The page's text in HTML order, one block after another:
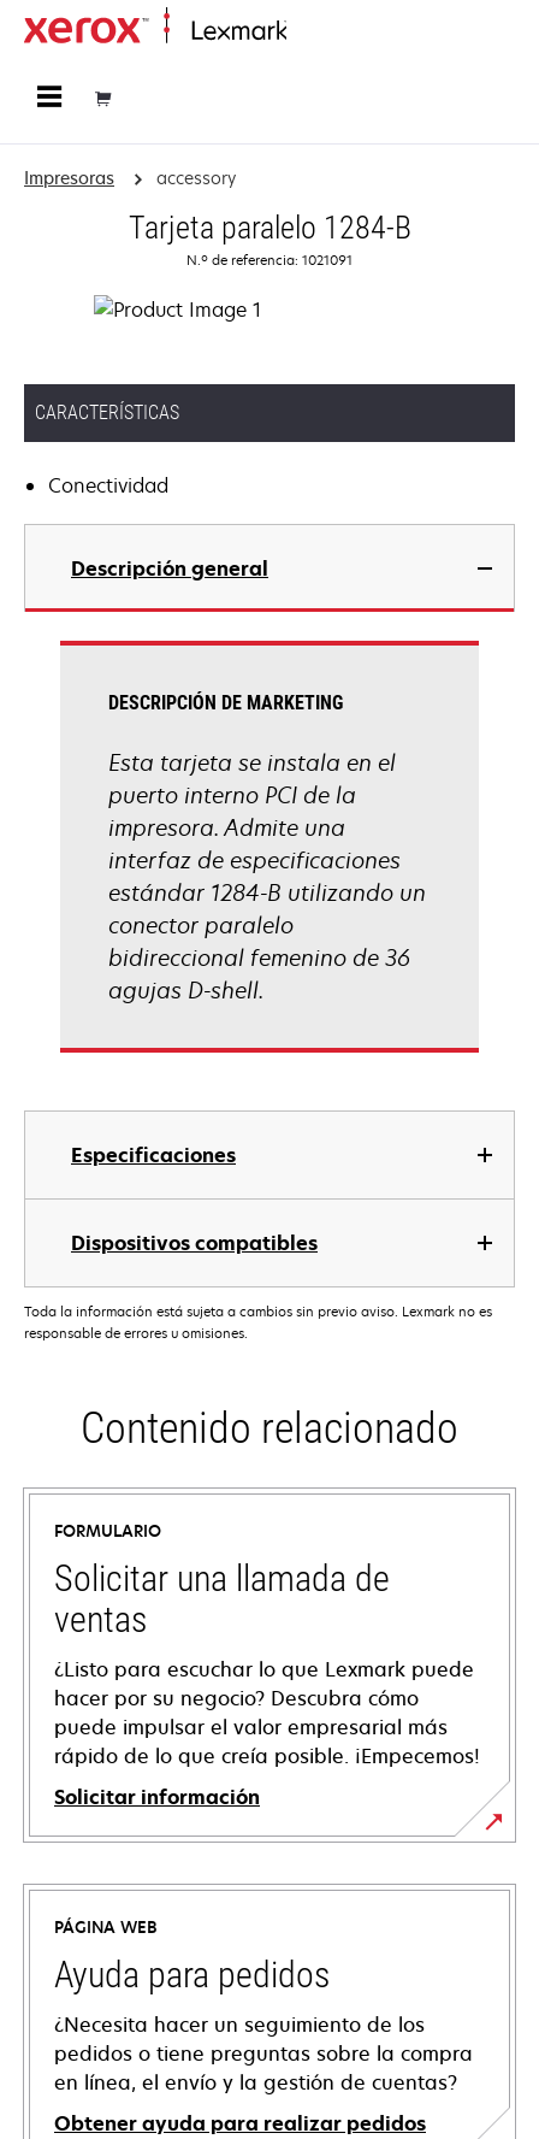
Impresoras accessory
Tarjeta paralelo 1284-B
N.º de referencia: 1021091
CARACTERÍSTICAS
Conectividad
Descripción general
Especificaciones
Dispositivos compatibles
DESCRIPCIÓN DE MARKETING
Esta tarjeta se instala en el
puerto interno PCI de la
impresora. Admite una
interfaz de especificaciones
estándar 1284-B utilizando un
conector paralelo
bidireccional femenino de 36
agujas D-shell.
Toda la información está sujeta a cambios sin previo aviso. Lexmark no es
responsable de errores u omisiones.
Contenido relacionado
FORMULARIO
Solicitar una llamada de
ventas
¿Listo para escuchar lo que Lexmark puede
hacer por su negocio? Descubra cómo
puede impulsar el valor empresarial más
rápido de lo que creía posible. ¡Empecemos!
Solicitar información
PÁGINA WEB
Ayuda para pedidos
¿Necesita hacer un seguimiento de los
pedidos o tiene preguntas sobre la compra
en línea, el envío y la gestión de cuentas?
Obtener ayuda para realizar pedidos